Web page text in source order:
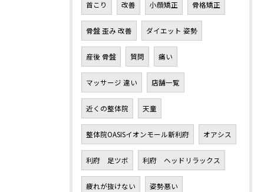
首こり 改善 小顔矯正 骨格矯正
骨盤 歪み 改善 ダイエット 姿勢
産後 骨盤 質問 痛い
マッサージ 違い 店舗一覧
近くの整体院 天童
整体院OASISイオンモール新利府 オアシス
利府 足ツボ 利府 ヘッドリラックス
疲れが抜けない 姿勢悪い